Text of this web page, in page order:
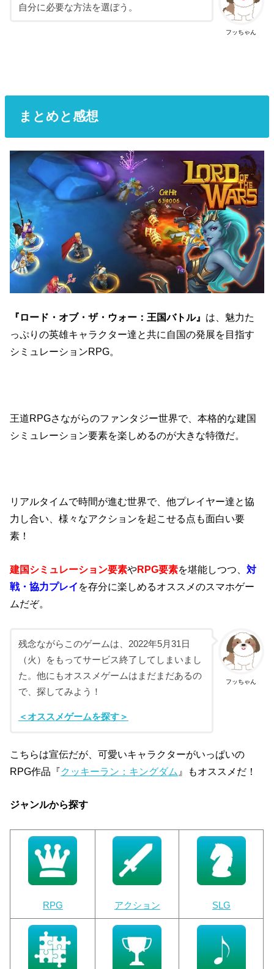
フッちゃん
自分に必要な方法を選ぼう。
まとめと感想
『ロード・オブ・ザ・ウォー：王国バトル』 は、魅力た
っぷりの英雄キャラクター達と共に自国の発展を目指す
シミュレーションRPG。
王道RPGさながらのファンタジー世界で、本格的な建国
シミュレーション要素を楽しめるのが大きな特徴だ。
リアルタイムで時間が進む世界で、他プレイヤー達と協
力し合い、様々なアクションを起こせる点も面白い要
素！
建国シミュレーション要素やRPG要素を堪能しつつ、対
戦・協力プレイ を存分に楽しめるオススメのスマホゲー
ムだぞ。
フッちゃん
残念ながらこのゲームは、2022年5月31日
（火）をもってサービス終了してしまいまし
た。他にもオススメゲームはまだまだあるの
で、探してみよう！
＜オススメゲームを探す＞
こちらは宣伝だが、可愛いキャラクターがいっぱいの
RPG作品『クッキーラン：キングダム 』もオススメだ！
ジャンルから探す
RPG アクション SLG